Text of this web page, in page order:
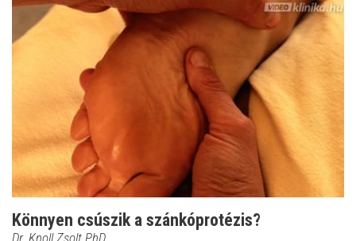
Könnyen csúszik a szánkóprotézis?
Dr. Knoll Zsolt PhD